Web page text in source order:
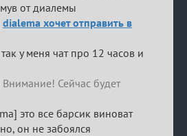
от диалемы
dialema хочет отправить в
у меня чат про 12 часов и
Сейчас будет
это все барсик виноват
он не забоялся